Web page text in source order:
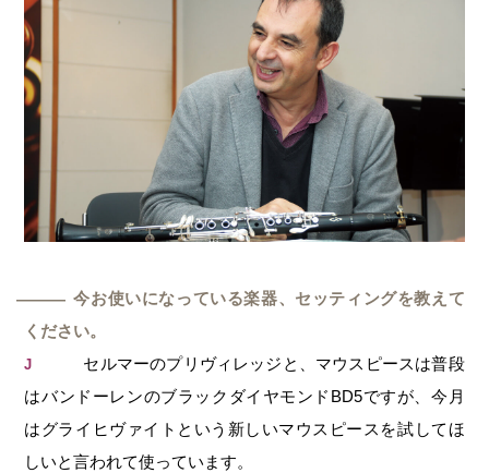
― 今お使いになっている楽器、セッティングを教えて
ください。
J
セルマーのプリヴィレッジと、マウスピースは普段
はバンドーレンのブラックダイヤモンドBD5ですが、今月
はグライヒヴァイトという新しいマウスピースを試してほ
しいと言われて使っています。